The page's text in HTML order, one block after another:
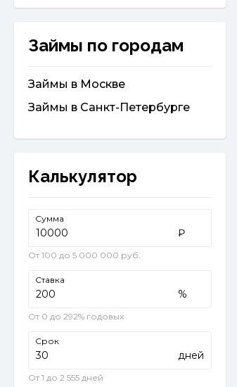
Займы по городам
Займы в Москве
Займы в Санкт-Петербурге
Калькулятор
Сумма
₽
От 100 до 5 000 000 руб.
Ставка
%
От 0 до 292% годовых
Срок
дней
От 1 до 2 555 дней